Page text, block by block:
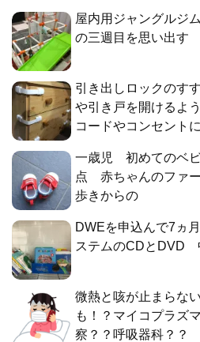
屋内用ジャングルジ
の三週目を思い出す
引き出しロックのす
や引き戸を開けるよ
コードやコンセント
一歳児 初めてのベ
点 赤ちゃんのファ
歩きからの
DWEを申込んで7ヵ
ステムのCDとDVD
微熱と咳が止まらな
も！？マイコプラズ
察？？呼吸器科？？